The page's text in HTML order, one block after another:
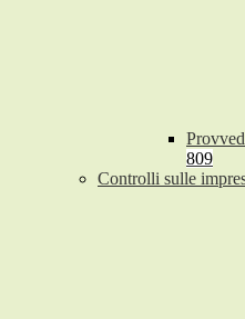
809
Controlli sulle